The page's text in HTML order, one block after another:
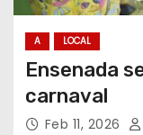
A LOCAL
Ensenada
carnaval
Feb 11, 2026